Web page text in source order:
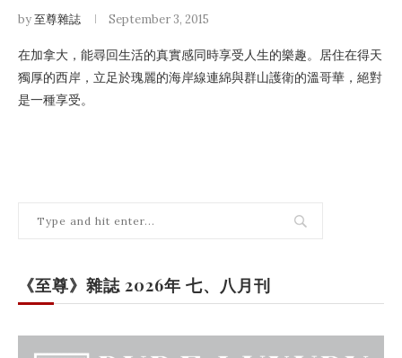
by至尊雜誌 September 3, 2015
在加拿大，能尋回生活的真實感同時享受人生的樂趣。居住在得天
獨厚的西岸，立足於瑰麗的海岸線連綿與群山護衛的溫哥華，絕對
是一種享受。
《至尊》雜誌 2026年 七、八月刊